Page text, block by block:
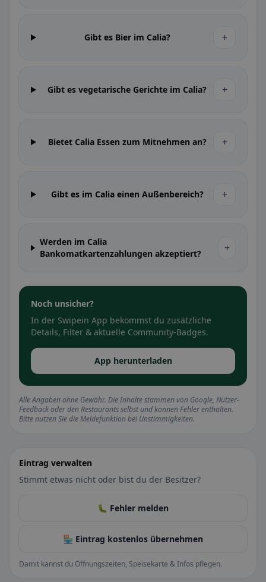
Gibt es Bier im Calia? +
Gibt es vegetarische Gerichte im Calia? +
Bietet Calia Essen zum Mitnehmen an? +
Gibt es im Calia einen Außenbereich? +
Werden im Calia
Bankomatkartenzahlungen akzeptiert?
+
Noch unsicher?
In der Swipein App bekommst du zusätzliche
Details, Filter & aktuelle Community-Badges.
App herunterladen
Alle Angaben ohne Gewähr. Die Inhalte stammen von Google, Nutzer-
Feedback oder den Restaurants selbst und können Fehler enthalten.
Bitte nutzen Sie die Meldefunktion bei Unstimmigkeiten.
Eintrag verwalten
Stimmt etwas nicht oder bist du der Besitzer?
🐛 Fehler melden
🏪 Eintrag kostenlos übernehmen
Damit kannst du Öffnungszeiten, Speisekarte & Infos pflegen.